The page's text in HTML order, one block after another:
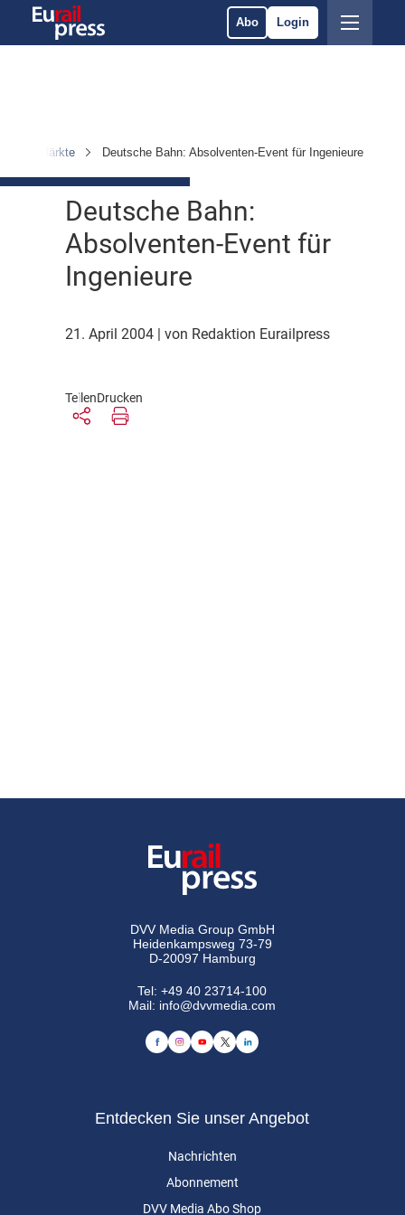
Abo Login
& Märkte Deutsche Bahn: Absolventen-Event für Ingenieure
Deutsche Bahn:
Absolventen-Event für
Ingenieure
21. April 2004 | von Redaktion Eurailpress
TeilenDrucken
DVV Media Group GmbH
Heidenkampsweg 73-79
D-20097 Hamburg
Tel:+49 40 23714-100
Mail: info@dvvmedia.com
Entdecken Sie unser Angebot
Nachrichten
Abonnement
DVV Media Abo Shop